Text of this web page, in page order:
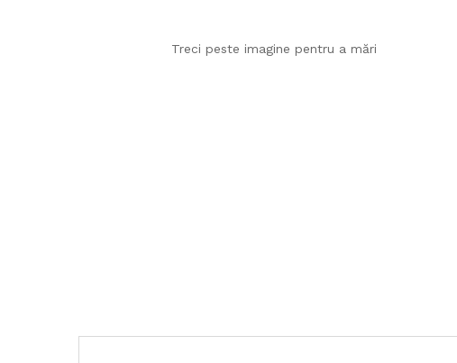
Treci peste imagine pentru a mări